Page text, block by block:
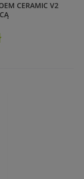
CERAMIC V2